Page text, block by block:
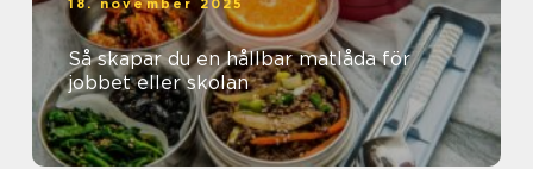
18. november 2025
Så skapar du en hållbar matlåda för
jobbet eller skolan